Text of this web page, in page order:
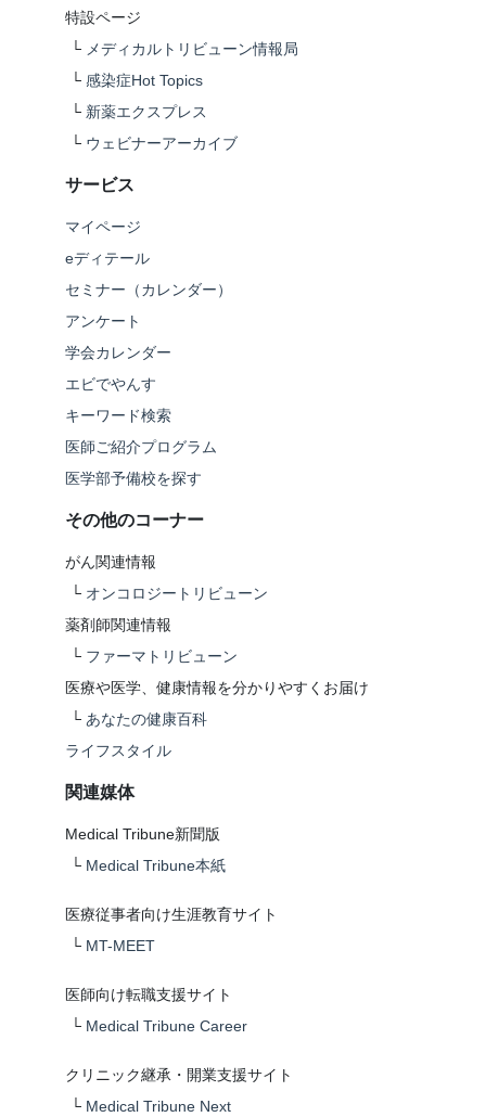
特設ページ
└ メディカルトリビューン情報局
└ 感染症Hot Topics
└ 新薬エクスプレス
└ ウェビナーアーカイブ
サービス
マイページ
eディテール
セミナー（カレンダー）
アンケート
学会カレンダー
エビでやんす
キーワード検索
医師ご紹介プログラム
医学部予備校を探す
その他のコーナー
がん関連情報
└ オンコロジートリビューン
薬剤師関連情報
└ ファーマトリビューン
医療や医学、健康情報を分かりやすくお届け
└ あなたの健康百科
ライフスタイル
関連媒体
Medical Tribune新聞版
└ Medical Tribune本紙
医療従事者向け生涯教育サイト
└ MT-MEET
医師向け転職支援サイト
└ Medical Tribune Career
クリニック継承・開業支援サイト
└ Medical Tribune Next